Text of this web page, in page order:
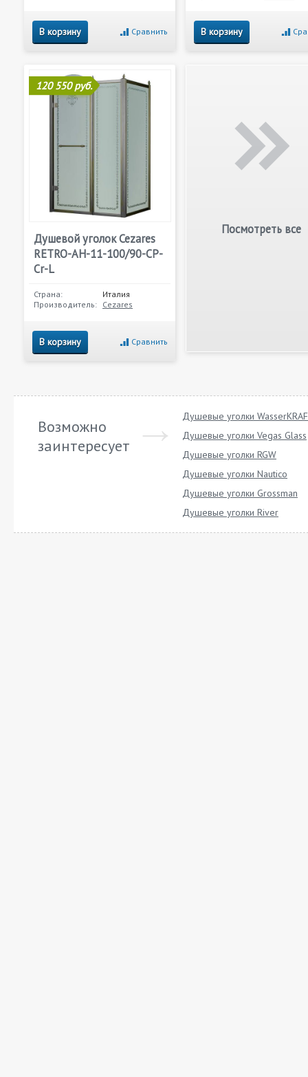
В корзину Сравнить В корзину
120 550 руб.
Душевой уголок Cezares
RETRO-AH-11-100/90-CP-
Cr-L
Страна:
Италия
Производитель: Cezares
В корзину Сравнить
Посмотреть все
Возможно
заинтересует
Душевые уголки
Душевые уголки Vegas Glass
Душевые уголки RGW
Душевые уголки Nautico
Душевые уголки Grossman
Душевые уголки River